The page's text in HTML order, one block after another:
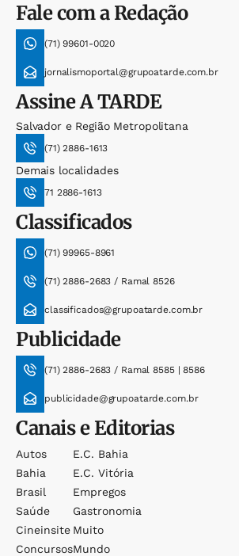
Fale com a Redação
(71) 99601-0020
jornalismoportal@grupoatarde.com.br
AssineA TARDE
Salvador e Região Metropolitana
(71) 2886-1613
Demais localidades
71 2886-1613
Classificados
(71) 99965-8961
(71) 2886-2683 / Ramal 8526
classificados@grupoatarde.com.br
Publicidade
(71) 2886-2683 / Ramal 8585 | 8586
publicidade@grupoatarde.com.br
Canais e Editorias
Autos
Bahia
Brasil
Saúde
Cineinsite
Concursos
E.c. Bahia
E.c. Vitória
Empregos
Gastronomia
Muito
Mundo